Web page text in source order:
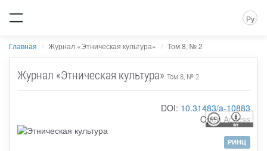
Ру
Главная Журнал «Этническая культура» Том 8, № 2
Журнал «Этническая культура» Том 8, № 2
DOI: 10.31483/a-10883
Open Access
РИНЦ